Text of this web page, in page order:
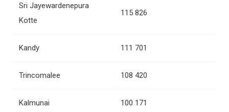
Sri Jayewardenepura
Kotte
115 826
Kandy 111 701
Trincomalee 108 420
Kalmunai 100 171